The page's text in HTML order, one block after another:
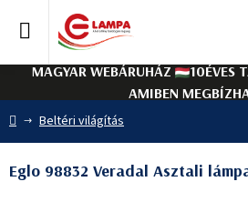
tartalomhoz
MAGYAR WEBÁRUHÁZ
10ÉVES
AMIBEN
Kezdőlap
Beltéri világítás
Eglo 98832 Veradal Asztali